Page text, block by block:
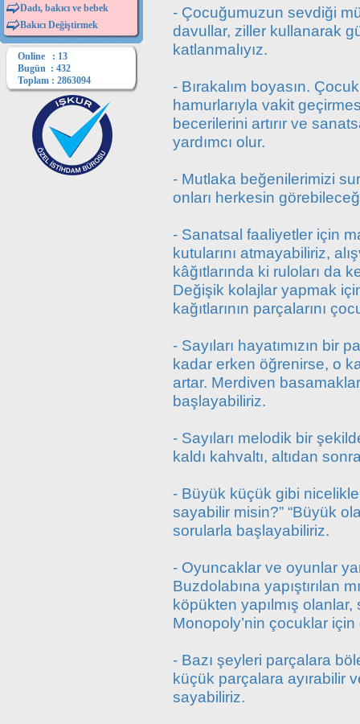
Dadı, bakıcı ve bebek
Bakıcı Değiştirmek
Online : 13
Bugün : 432
Toplam : 2863094
- Çocuğumuzun sevdiği
davullar, ziller kullanarak
katlanmalıyız.
- Bırakalım boyasın.
hamurlarıyla vakit
becerilerini artırır ve
yardımcı olur.
- Mutlaka beğenilerimizi
onları herkesin
- Sanatsal faaliyetler için
kutularını atmayabiliriz,
kâğıtlarında ki ruloları da
Değişik kolajlar yapmak
kağıtlarının parçalarını
- Sayıları hayatımızın bir
kadar erken öğrenirse, o
artar. Merdiven
başlayabiliriz.
- Sayıları melodik bir
kaldı kahvaltı, altıdan
- Büyük küçük gibi
sayabilir misin?” “Büyük
sorularla başlayabiliriz.
- Oyuncaklar ve oyunlar
Buzdolabına yapıştırılan
köpükten yapılmış
Monopoly’nin çocuklar
- Bazı şeyleri parçalara
küçük parçalara ayırabilir
sayabiliriz.